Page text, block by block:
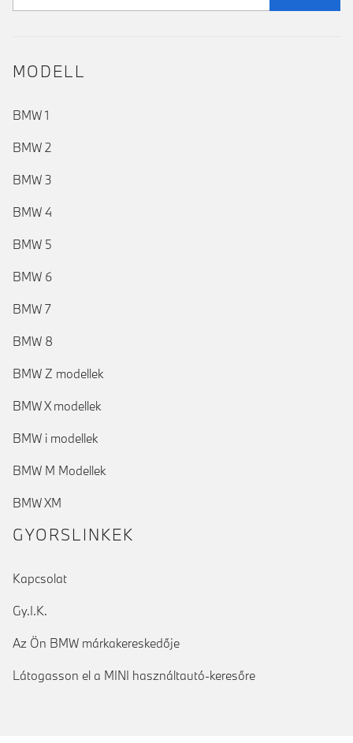
MODELL
BMW 1
BMW 2
BMW 3
BMW 4
BMW 5
BMW 6
BMW 7
BMW 8
BMW Z modellek
BMW X modellek
BMW i modellek
BMW M Modellek
BMW XM
GYORSLINKEK
Kapcsolat
Gy.I.K.
Az Ön BMW márkakereskedője
Látogasson el a MINI használtautó-keresőre